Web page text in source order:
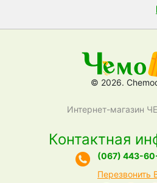
© 2026.
Интернет-магазин
Контактная
(067) 443-
Перезвонить